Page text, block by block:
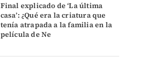
Final explicado de ‘La última
casa’: ¿Qué era la criatura que
tenía atrapada a la familia en la
película de Ne